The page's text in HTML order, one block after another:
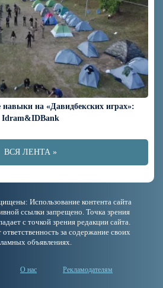
на «Давидбекских играх»:
Idram&IDBank
ВСЯ ЛЕНТА »
Использование контента сайта
ссылки запрещено. Точка зрения
с точкой зрения редакции сайта.
за содержание своих
объявлениях.
О нас Рекламодателям